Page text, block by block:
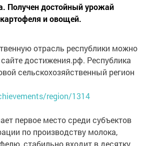
Получен достойный урожай
и овощей.
отрасль республики можно
достижения.рф. Республика
сельскохозяйственный регион
region/1314
первое место среди субъектов
по производству молока,
стабильно входит в десятку